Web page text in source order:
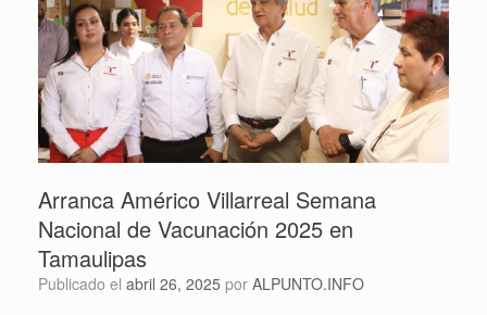
Arranca Américo Villarreal Semana
Nacional de Vacunación 2025 en
Tamaulipas
Publicado el abril 26, 2025 por ALPUNTO.INFO